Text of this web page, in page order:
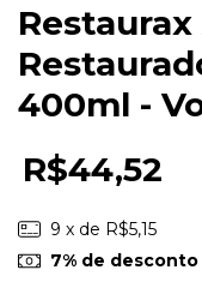
400ml -
R$44,52
9 x de R$5,15
7% de desconto